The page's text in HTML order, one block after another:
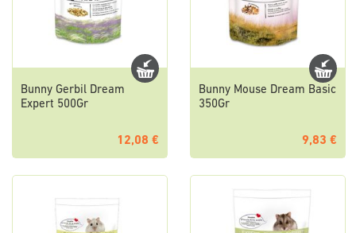
Bunny Gerbil Dream
Expert 500Gr
12,08 €
Bunny Mouse Dream Basic
350Gr
9,83 €